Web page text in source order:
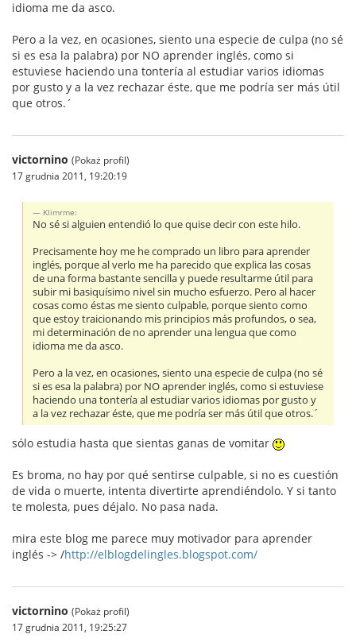
idioma me da asco.
Pero a la vez, en ocasiones, siento una especie de culpa (no sé
si es esa la palabra) por NO aprender inglés, como si
estuviese haciendo una tontería al estudiar varios idiomas
por gusto y a la vez rechazar éste, que me podría ser más útil
que otros.´
victornino (Pokaż profil)
17 grudnia 2011, 19:20:19
Klimrme:
No sé si alguien entendió lo que quise decir con este hilo.
Precisamente hoy me he comprado un libro para aprender
inglés, porque al verlo me ha parecido que explica las cosas
de una forma bastante sencilla y puede resultarme útil para
subir mi basiquísimo nivel sin mucho esfuerzo. Pero al hacer
cosas como éstas me siento culpable, porque siento como
que estoy traicionando mis principios más profundos, o sea,
mi determinación de no aprender una lengua que como
idioma me da asco.
Pero a la vez, en ocasiones, siento una especie de culpa (no sé
si es esa la palabra) por NO aprender inglés, como si estuviese
haciendo una tontería al estudiar varios idiomas por gusto y
a la vez rechazar éste, que me podría ser más útil que otros.´
sólo estudia hasta que sientas ganas de vomitar
Es broma, no hay por qué sentirse culpable, si no es cuestión
de vida o muerte, intenta divertirte aprendiéndolo. Y si tanto
te molesta, pues déjalo. No pasa nada.
mira este blog me parece muy motivador para aprender
inglés -> /http://elblogdelingles.blogspot.com/
victornino (Pokaż profil)
17 grudnia 2011, 19:25:27